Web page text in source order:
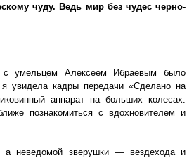
чуду. Ведь мир без чудес черно-
с умельцем Алексеем Ибраевым было
увидела кадры передачи «Сделано на
аппарат на больших колесах.
познакомиться с вдохновителем и
неведомой зверушки — вездехода и